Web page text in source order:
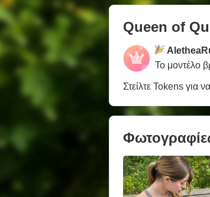
Queen of
Το μοντέλο
Στείλτε Tokens για